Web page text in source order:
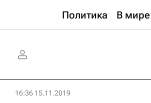
Политика В мире
16:36 15.11.2019